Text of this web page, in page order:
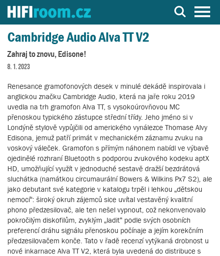
Server o Hi-Fi a AV technice
Cambridge Audio Alva TT V2
Zahraj to znovu, Edisone!
8. 1. 2023
Renesance gramofonových desek v minulé dekádě inspirovala i
anglickou značku Cambridge Audio, která na jaře roku 2019
uvedla na trh gramofon Alva TT, s vysokoúrovňovou MC
přenoskou typického zástupce střední třídy. Jeho jméno si v
Londýně stylově vypůjčili od amerického vynálezce Thomase Alvy
Edisona, jemuž patří primát v mechanickém záznamu zvuku na
voskový váleček. Gramofon s přímým náhonem nabídl ve výbavě
ojedinělé rozhraní Bluetooth s podporou zvukového kodeku aptX
HD, umožňující využít v jednoduché sestavě dražší bezdrátová
sluchátka (namátkou circumaurální Bowers & Wilkins Px7 S2), ale
jako debutant své kategorie v katalogu trpěl i lehkou „dětskou
nemocí“: široký okruh zájemců sice uvítal vestavěný kvalitní
phono předzesilovač, ale ten nešel vypnout, což nekonvenovalo
pokročilým diskofilům, zvyklým „ladit“ podle svých osobních
preferencí dráhu signálu přenoskou počínaje a jejím korekčním
předzesilovačem konče. Tato v řadě recenzí vytýkaná drobnost u
nové inkarnace Alva TT V2, která byla uvedená do distribuce s